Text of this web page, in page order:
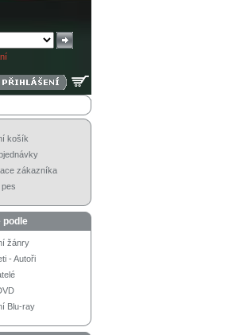
košík
zákazníka
podle
žánry
- Autoři
Blu-ray